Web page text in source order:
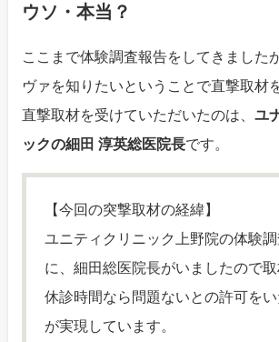
ウソ・本当？
ここまで体験調査報告をしてきました
ヴァを知りたいということで直撃取材
直撃取材を受けていただいたのは、 ユ
ックの細田 淳英総医院長です。
【今回の突撃取材の経緯】
ユニティクリニック上野院の体験
に、細田総医院長がいましたので取
休診時間なら問題ないとの許可を
が実現しています。